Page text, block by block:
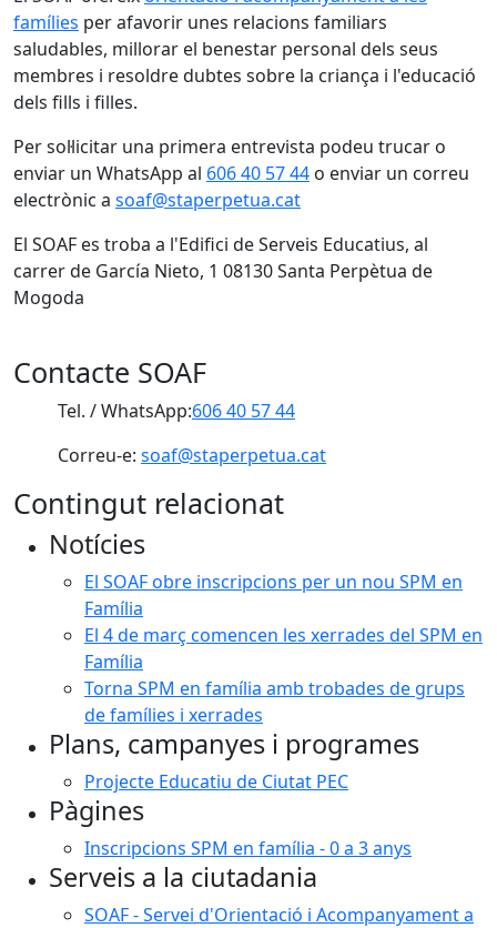
famílies per afavorir unes relacions familiars
saludables, millorar el benestar personal dels seus
membres i resoldre dubtes sobre la criança i l'educació
dels fills i filles.
Per sol·licitar una primera entrevista podeu trucar o
enviar un WhatsApp al 606 40 57 44 o enviar un correu
electrònic a soaf@staperpetua.cat
El SOAF es troba a l'Edifici de Serveis Educatius, al
carrer de García Nieto, 1 08130 Santa Perpètua de
Mogoda
Contacte SOAF
Tel. / WhatsApp:606 40 57 44
Correu-e: soaf@staperpetua.cat
Contingut relacionat
Notícies
El SOAF obre inscripcions per un nou SPM en
Família
El 4 de març comencen les xerrades del SPM en
Família
Torna SPM en família amb trobades de grups
de famílies i xerrades
Plans, campanyes i programes
Projecte Educatiu de Ciutat PEC
Pàgines
Inscripcions SPM en família - 0 a 3 anys
Serveis a la ciutadania
SOAF - Servei d'Orientació i Acompanyament a